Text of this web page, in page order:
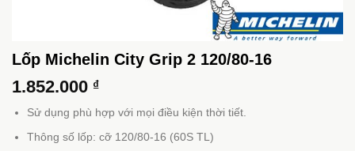
Lốp Michelin City Grip 2 120/80-16
1.852.000 ₫
Sử dụng phù hợp với mọi điều kiện thời tiết.
Thông số lốp: cỡ 120/80-16 (60S TL)